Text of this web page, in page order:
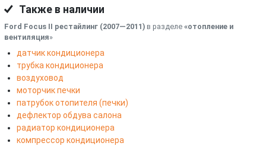
Также в наличии
Ford Focus II рестайлинг (2007—2011) в разделе «отопление и
вентиляция»
датчик кондиционера
трубка кондиционера
воздуховод
моторчик печки
патрубок отопителя (печки)
дефлектор обдува салона
радиатор кондиционера
компрессор кондиционера